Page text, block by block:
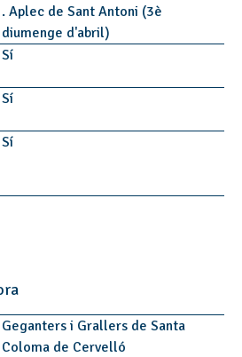
. Aplec de Sant Antoni (3è
diumenge d'abril)
Sí
Sí
Sí
Geganters i Grallers de Santa
Coloma de Cervelló